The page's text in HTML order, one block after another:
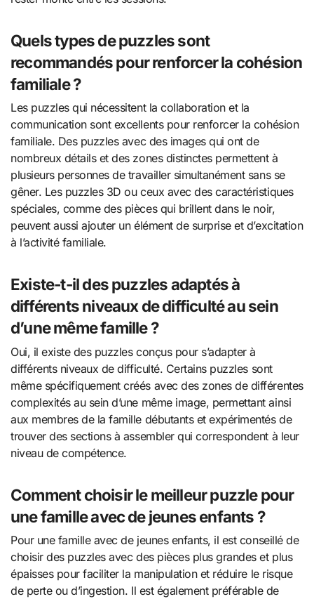
Quels types de puzzles sont
recommandés pour renforcer la cohésion
familiale ?
Les puzzles qui nécessitent la collaboration et la
communication sont excellents pour renforcer la cohésion
familiale. Des puzzles avec des images qui ont de
nombreux détails et des zones distinctes permettent à
plusieurs personnes de travailler simultanément sans se
gêner. Les puzzles 3D ou ceux avec des caractéristiques
spéciales, comme des pièces qui brillent dans le noir,
peuvent aussi ajouter un élément de surprise et d’excitation
à l’activité familiale.
Existe-t-il des puzzles adaptés à
différents niveaux de difficulté au sein
d’une même famille ?
Oui, il existe des puzzles conçus pour s’adapter à
différents niveaux de difficulté. Certains puzzles sont
même spécifiquement créés avec des zones de différentes
complexités au sein d’une même image, permettant ainsi
aux membres de la famille débutants et expérimentés de
trouver des sections à assembler qui correspondent à leur
niveau de compétence.
Comment choisir le meilleur puzzle pour
une famille avec de jeunes enfants ?
Pour une famille avec de jeunes enfants, il est conseillé de
choisir des puzzles avec des pièces plus grandes et plus
épaisses pour faciliter la manipulation et réduire le risque
de perte ou d’ingestion. Il est également préférable de